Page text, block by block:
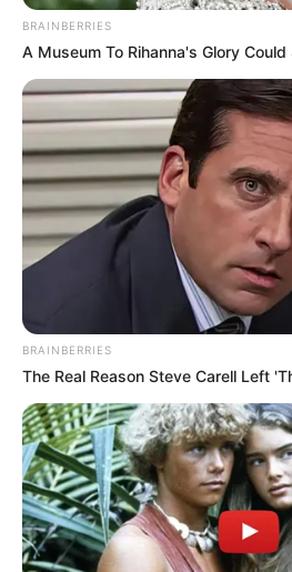
Musik
BRAINBERRIES
A Museum To Rihanna's Glory Could
BRAINBERRIES
The Real Reason Steve Carell Left